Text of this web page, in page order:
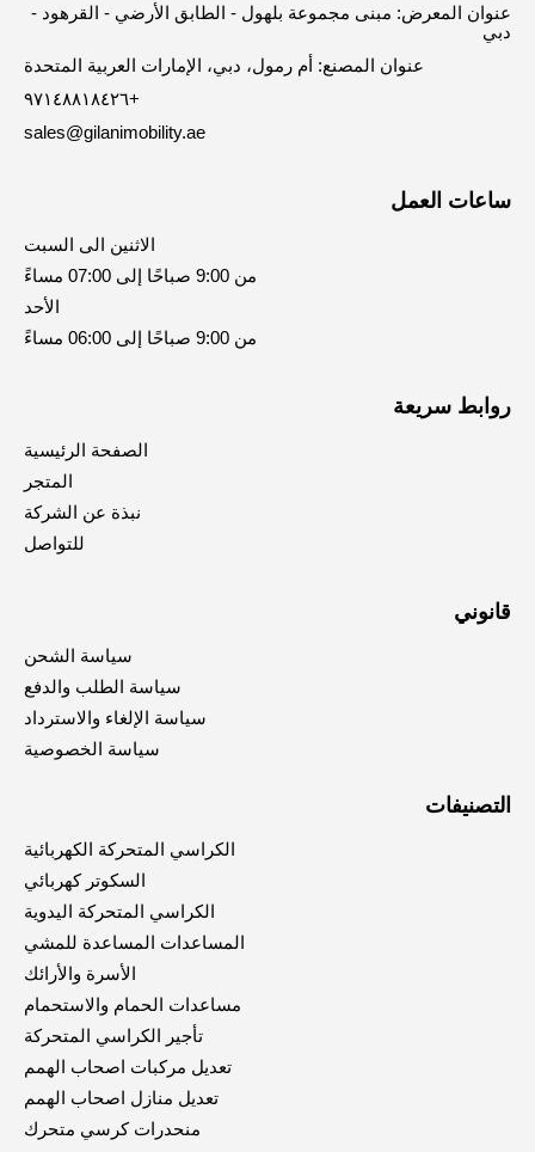
عنوان المعرض: مبنى مجموعة بلهول - الطابق الأرضي - القرهود -
دبي
عنوان المصنع: أم رمول، دبي، الإمارات العربية المتحدة
٩٧١٤٨٨١٨٤٢٦+
sales@gilanimobility.ae
ساعات العمل
الاثنين الى السبت
من 9:00 صباحًا إلى 07:00 مساءً
الأحد
من 9:00 صباحًا إلى 06:00 مساءً
روابط سريعة
الصفحة الرئيسية
المتجر
نبذة عن الشركة
للتواصل
قانوني
سياسة الشحن
سياسة الطلب والدفع
سياسة الإلغاء والاسترداد
سياسة الخصوصية
التصنيفات
الكراسي المتحركة الكهربائية
السكوتر كهربائي
الكراسي المتحركة اليدوية
المساعدات المساعدة للمشي
الأسرة والأرائك
مساعدات الحمام والاستحمام
تأجير الكراسي المتحركة
تعديل مركبات اصحاب الهمم
تعديل منازل اصحاب الهمم
منحدرات كرسي متحرك